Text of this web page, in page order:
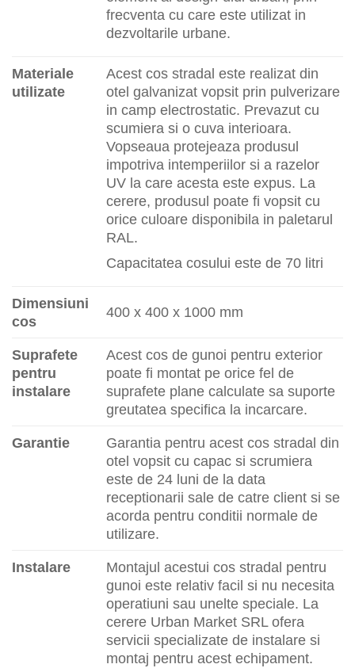
frecventa cu care este utilizat in
dezvoltarile urbane.
Materiale
utilizate
Acest cos stradal este realizat din
otel galvanizat vopsit prin pulverizare
in camp electrostatic. Prevazut cu
scumiera si o cuva interioara.
Vopseaua protejeaza produsul
impotriva intemperiilor si a razelor
UV la care acesta este expus. La
cerere, produsul poate fi vopsit cu
orice culoare disponibila in paletarul
RAL.
Capacitatea cosului este de 70 litri
Dimensiuni
cos
400 x 400 x 1000 mm
Suprafete
pentru
instalare
Acest cos de gunoi pentru exterior
poate fi montat pe orice fel de
suprafete plane calculate sa suporte
greutatea specifica la incarcare.
Garantie
Garantia pentru acest cos stradal din
otel vopsit cu capac si scrumiera
este de 24 luni de la data
receptionarii sale de catre client si se
acorda pentru conditii normale de
utilizare.
Instalare
Montajul acestui cos stradal pentru
gunoi este relativ facil si nu necesita
operatiuni sau unelte speciale. La
cerere Urban Market SRL ofera
servicii specializate de instalare si
montaj pentru acest echipament.